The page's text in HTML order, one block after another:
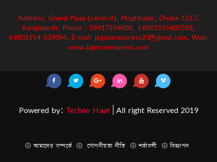
Address: Grand Plaza (Level-3), Moghbazar, Dhaka-1217,
Bangladesh. Phone : 09617356900, +8801515602588,
+8801914-539094. E-mail: jagoronexpress20@gmail.com, Web:
www.jagoronexpress.com
Powered by: Techno Haat| All right Reserved 2019
আমাদের সম্পর্কে গোপনীয়তা নীতি শর্তাবলী বিজ্ঞাপন